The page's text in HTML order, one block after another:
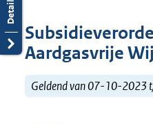
Aardgasvrije
Geldend van 07-10-